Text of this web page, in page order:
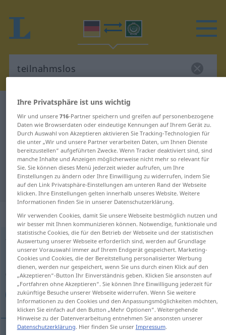
Deutsch-Arabisch Wörterbuch
Deutsch-Arabisch Übersetzung für
"teilnahmslos"
"teilnahmslos" Arabisch
Übersetzung
„teilnahmslos“: Adjektiv
teilnahmslosadj
Übersicht aller Übersetzungen
(Für mehr Details die Übersetzung anklicken/antippen)
غير مبال, فاتر
Ihre Privatsphäre ist uns wichtig
Wir und unsere 716-Partner speichern und greifen auf personenbezogene
Daten wie Browserdaten oder eindeutige Kennungen auf Ihrem Gerät zu.
Durch Auswahl von Akzeptieren aktivieren Sie Tracking-Technologien für
die unter „Wir und unsere Partner verarbeiten Daten, um Ihnen Dienste
bereitzustellen“ aufgeführten Zwecke. Wenn Tracker deaktiviert sind, sind
manche Inhalte und Anzeigen möglicherweise nicht mehr so relevant für
Sie. Sie können dieses Menü jederzeit wieder aufrufen, um Ihre
Einstellungen zu ändern oder Ihre Einwilligung zu widerrufen, indem Sie
auf den Link Privatsphäre-Einstellungen am unteren Rand der Webseite
klicken. Ihre Einstellungen gelten innerhalb unseres Website. Weitere
Informationen finden Sie in unserer Datenschutzerklärung.
Wir verwenden Cookies, damit Sie unsere Webseite bestmöglich nutzen und
wir besser mit Ihnen kommunizieren können. Notwendige, funktionale und
statistische Cookies, die für den Betrieb der Webseite und der statistischen
Auswertung unserer Webseite erforderlich sind, werden auf Grundlage
unserer Vorauswahl immer auf Ihrem Endgerät gespeichert. Marketing-
Cookies und Cookies, die der Bereitstellung personalisierter Werbung
dienen, werden nur gespeichert, wenn Sie uns durch einen Klick auf den
„Akzeptieren“-Button Ihr Einverständnis geben. Klicken Sie ansonsten auf
„Fortfahren ohne Akzeptieren“. Sie können Ihre Einwilligung jederzeit für
zukünftige Besuche unserer Webseite widerrufen. Wenn Sie weitere
Informationen zu den Cookies und den Anpassungsmöglichkeiten möchten,
klicken Sie einfach auf den Button „Mehr Optionen“. Weitergehende
Hinweise zu der Datenverarbeitung entnehmen Sie ansonsten unserer
Datenschutzerklärung. Hier finden Sie unser Impressum.